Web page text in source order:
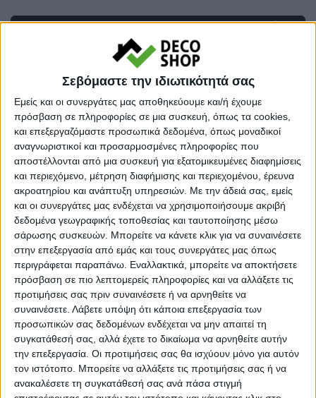
Σεβόμαστε την ιδιωτικότητά σας
Εμείς και οι συνεργάτες μας αποθηκεύουμε και/ή έχουμε
πρόσβαση σε πληροφορίες σε μια συσκευή, όπως τα cookies,
και επεξεργαζόμαστε προσωπικά δεδομένα, όπως μοναδικοί
αναγνωριστικοί και προσαρμοσμένες πληροφορίες που
αποστέλλονται από μια συσκευή για εξατομικευμένες διαφημίσεις
και περιεχόμενο, μέτρηση διαφήμισης και περιεχομένου, έρευνα
ακροατηρίου και ανάπτυξη υπηρεσιών. Με την άδειά σας, εμείς
και οι συνεργάτες μας ενδέχεται να χρησιμοποιήσουμε ακριβή
δεδομένα γεωγραφικής τοποθεσίας και ταυτοποίησης μέσω
σάρωσης συσκευών. Μπορείτε να κάνετε κλικ για να συναινέσετε
στην επεξεργασία από εμάς και τους συνεργάτες μας όπως
περιγράφεται παραπάνω. Εναλλακτικά, μπορείτε να αποκτήσετε
πρόσβαση σε πιο λεπτομερείς πληροφορίες και να αλλάξετε τις
προτιμήσεις σας πριν συναινέσετε ή να αρνηθείτε να
συναινέσετε. Λάβετε υπόψη ότι κάποια επεξεργασία των
προσωπικών σας δεδομένων ενδέχεται να μην απαιτεί τη
συγκατάθεσή σας, αλλά έχετε το δικαίωμα να αρνηθείτε αυτήν
την επεξεργασία. Οι προτιμήσεις σας θα ισχύουν μόνο για αυτόν
τον ιστότοπο. Μπορείτε να αλλάξετε τις προτιμήσεις σας ή να
ανακαλέσετε τη συγκατάθεσή σας ανά πάσα στιγμή
Προσθήκη στο καλάθι
Κωδικός προϊόντος :341572
Κάνε μια ερώτηση
Κατηγορίες: ΚΑΡΕΚΛΕΣ ΓΡΑΦΕΙΟΥ ,ΚΑΡΕΚΛΕΣ
ΓΡΑΦΕΙΟΥ ΕΡΓΑΣΙΑΣ
Tag:
ΚΑΡΕΚΛΕΣ ΓΡΑΦΕΙΟΥ
Μάρκα:ArteLibre
Εγγυημένες & Ασφαλείς Συναλλαγές